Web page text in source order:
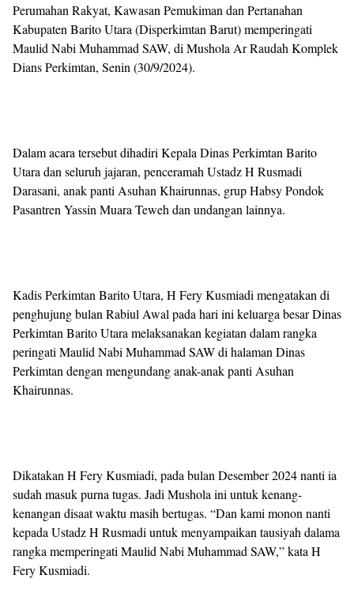
Perumahan Rakyat, Kawasan Pemukiman dan Pertanahan
Kabupaten Barito Utara (Disperkimtan Barut) memperingati
Maulid Nabi Muhammad SAW, di Mushola Ar Raudah Komplek
Dians Perkimtan, Senin (30/9/2024).
Dalam acara tersebut dihadiri Kepala Dinas Perkimtan Barito
Utara dan seluruh jajaran, penceramah Ustadz H Rusmadi
Darasani, anak panti Asuhan Khairunnas, grup Habsy Pondok
Pasantren Yassin Muara Teweh dan undangan lainnya.
Kadis Perkimtan Barito Utara, H Fery Kusmiadi mengatakan di
penghujung bulan Rabiul Awal pada hari ini keluarga besar Dinas
Perkimtan Barito Utara melaksanakan kegiatan dalam rangka
peringati Maulid Nabi Muhammad SAW di halaman Dinas
Perkimtan dengan mengundang anak-anak panti Asuhan
Khairunnas.
Dikatakan H Fery Kusmiadi, pada bulan Desember 2024 nanti ia
sudah masuk purna tugas. Jadi Mushola ini untuk kenang-
kenangan disaat waktu masih bertugas. “Dan kami monon nanti
kepada Ustadz H Rusmadi untuk menyampaikan tausiyah dalama
rangka memperingati Maulid Nabi Muhammad SAW,” kata H
Fery Kusmiadi.